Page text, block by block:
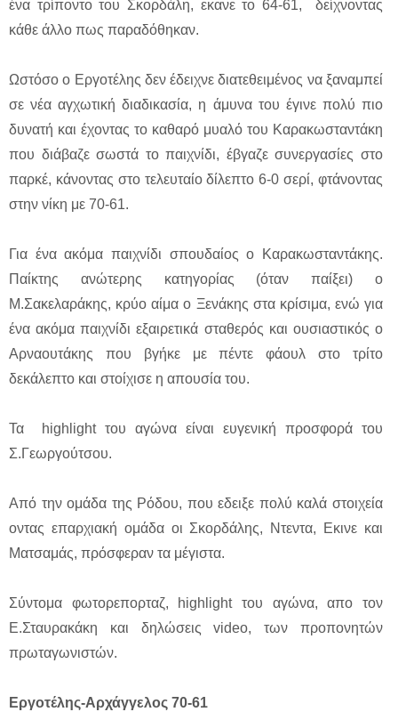
ένα τρίποντο του Σκορδάλη, εκανε το 64-61, δείχνοντας
κάθε άλλο πως παραδόθηκαν.
Ωστόσο ο Εργοτέλης δεν έδειχνε διατεθειμένος να ξαναμπεί
σε νέα αγχωτική διαδικασία, η άμυνα του έγινε πολύ πιο
δυνατή και έχοντας το καθαρό μυαλό του Καρακωσταντάκη
που διάβαζε σωστά το παιχνίδι, έβγαζε συνεργασίες στο
παρκέ, κάνοντας στο τελευταίο δίλεπτο 6-0 σερί, φτάνοντας
στην νίκη με 70-61.
Για ένα ακόμα παιχνίδι σπουδαίος ο Καρακωσταντάκης.
Παίκτης ανώτερης κατηγορίας (όταν παίξει) ο
Μ.Σακελαράκης, κρύο αίμα ο Ξενάκης στα κρίσιμα, ενώ για
ένα ακόμα παιχνίδι εξαιρετικά σταθερός και ουσιαστικός ο
Αρναουτάκης που βγήκε με πέντε φάουλ στο τρίτο
δεκάλεπτο και στοίχισε η απουσία του.
Τα highlight του αγώνα είναι ευγενική προσφορά του
Σ.Γεωργούτσου.
Από την ομάδα της Ρόδου, που εδειξε πολύ καλά στοιχεία
οντας επαρχιακή ομάδα οι Σκορδάλης, Ντεντα, Εκινε και
Ματσαμάς, πρόσφεραν τα μέγιστα.
Σύντομα φωτορεπορταζ, highlight του αγώνα, απο τον
Ε.Σταυρακάκη και δηλώσεις video, των προπονητών
πρωταγωνιστών.
Εργοτέλης-Αρχάγγελος 70-61